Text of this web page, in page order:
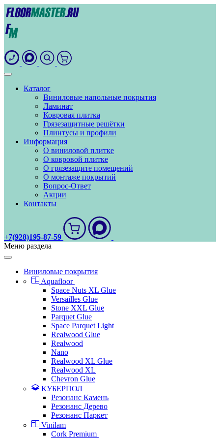
Каталог
Виниловые напольные покрытия
Ламинат
Ковровая плитка
Грязезащитные решётки
Плинтусы и профили
Информация
О виниловой плитке
О ковровой плитке
О грязезащите помещений
О монтаже покрытий
Вопрос-Ответ
Акции
Контакты
+7(928)195-87-59
Меню раздела
Виниловые покрытия
Aquafloor
Space Nuts XL Glue
Versailles Glue
Stone XXL Glue
Parquet Glue
Space Parquet Light
Realwood Glue
Realwood
Nano
Realwood XL Glue
Realwood XL
Chevron Glue
КУБЕРПОЛ
Резонанс Камень
Резонанс Дерево
Резонанс Паркет
Vinilam
Cork Premium